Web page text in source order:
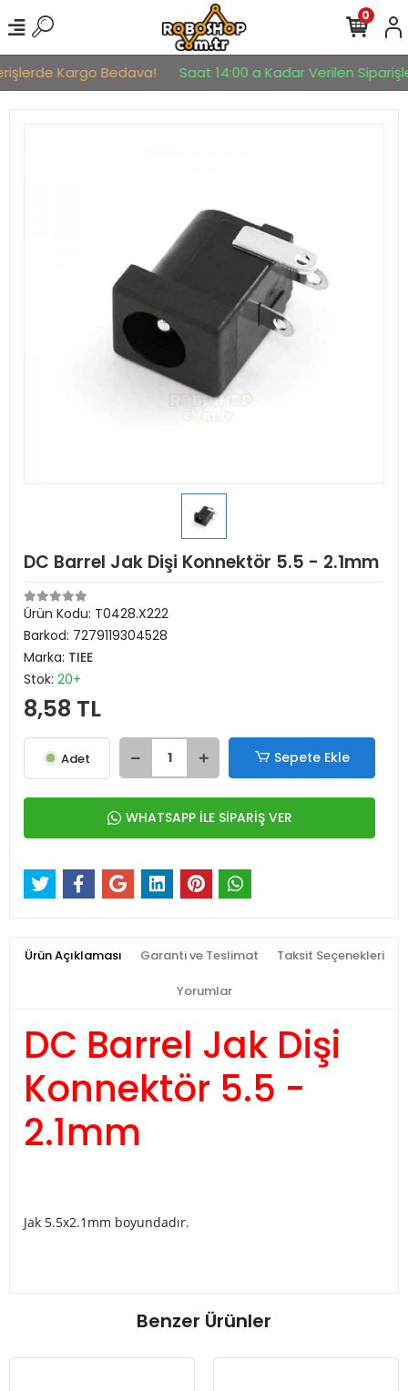
Kargo Bedava! Saat 14:00 a Kadar Verilen
0
DC Barrel Jak Dişi Konnektör 5.5 - 2.1mm
Ürün Kodu: T0428.X222
Barkod: 7279119304528
Marka: TIEE
Stok: 20+
8,58 TL
Adet Sepete Ekle
WHATSAPP İLE SİPARİŞ VER
Ürün Açıklaması Garanti ve Teslimat Taksit Seçenekleri
Yorumlar
DC Barrel Jak Dişi
Konnektör 5.5 -
2.1mm
Jak 5.5x2.1mm boyundadır.
Benzer Ürünler